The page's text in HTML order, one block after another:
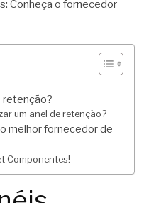
Conheça o fornecedor
retenção?
um anel de retenção?
melhor fornecedor de
Componentes!